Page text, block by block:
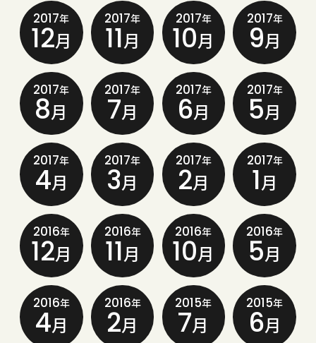
2017年
12月
2017年
11月
2017年
10月
2017年
9月
2017年
8月
2017年
7月
2017年
6月
2017年
5月
2017年
4月
2017年
3月
2017年
2月
2017年
1月
2016年
12月
2016年
11月
2016年
10月
2016年
5月
2016年
4月
2016年
2月
2015年
7月
2015年
6月